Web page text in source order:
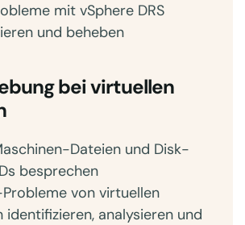
mit vSphere DRS
und beheben
bei virtuellen
Dateien und Disk-
besprechen
von virtuellen
identifizieren, analysieren und